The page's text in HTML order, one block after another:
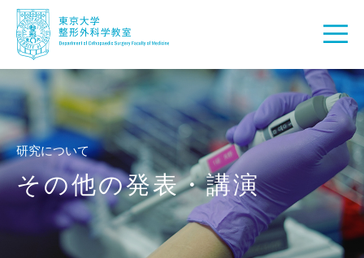
研究について
その他の発表・講演